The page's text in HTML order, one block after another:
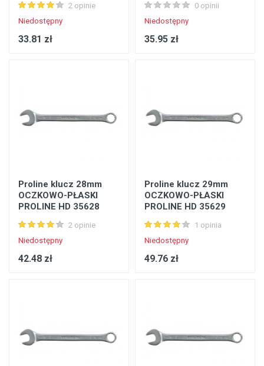
2 opinie
Niedostępny
33.81 zł
0 opinii
Niedostępny
35.95 zł
Proline klucz 28mm
OCZKOWO-PŁASKI
PROLINE HD 35628
2 opinie
Niedostępny
42.48 zł
Proline klucz 29mm
OCZKOWO-PŁASKI
PROLINE HD 35629
1 opinia
Niedostępny
49.76 zł